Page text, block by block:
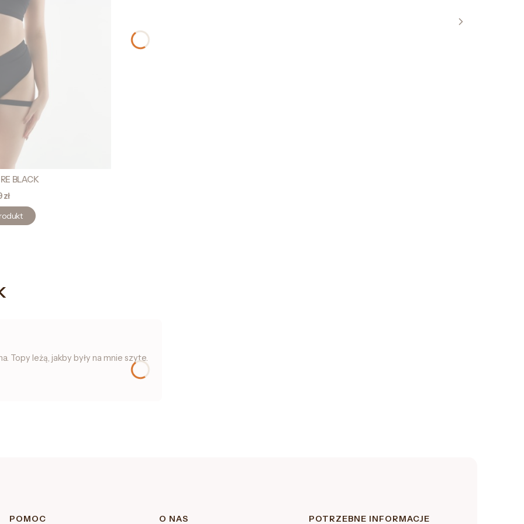
BLACK
zł
Topy leżą, jakby były na mnie szyte.
POMOC O NAS POTRZEBNE INFORMACJE